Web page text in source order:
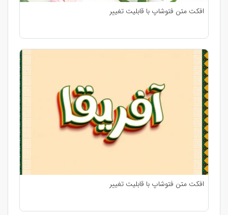
افکت متن فتوشاپ با قابلیت تغییر
افکت متن فتوشاپ با قابلیت تغییر